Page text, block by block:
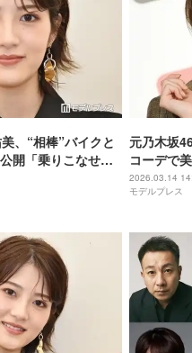
、“相棒”バイクと
開「乗りこなせる
よすぎて痺れた」
元乃木坂
コーデで
麗」「表
2026.03.14
モデルプレス